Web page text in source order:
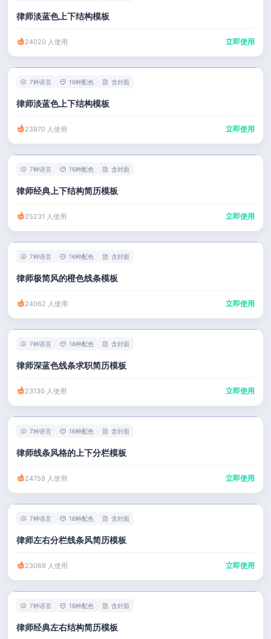
律师淡蓝色上下结构模板
24020 人使用 立即使用
7种语言 16种配色 含封面
律师淡蓝色上下结构模板
23870 人使用 立即使用
7种语言 16种配色 含封面
律师经典上下结构简历模板
25231 人使用 立即使用
7种语言 16种配色 含封面
律师极简风的橙色线条模板
24062 人使用 立即使用
7种语言 16种配色 含封面
律师深蓝色线条求职简历模板
23130 人使用 立即使用
7种语言 16种配色 含封面
律师线条风格的上下分栏模板
24759 人使用 立即使用
7种语言 16种配色 含封面
律师左右分栏线条风简历模板
23069 人使用 立即使用
7种语言 16种配色 含封面
律师经典左右结构简历模板